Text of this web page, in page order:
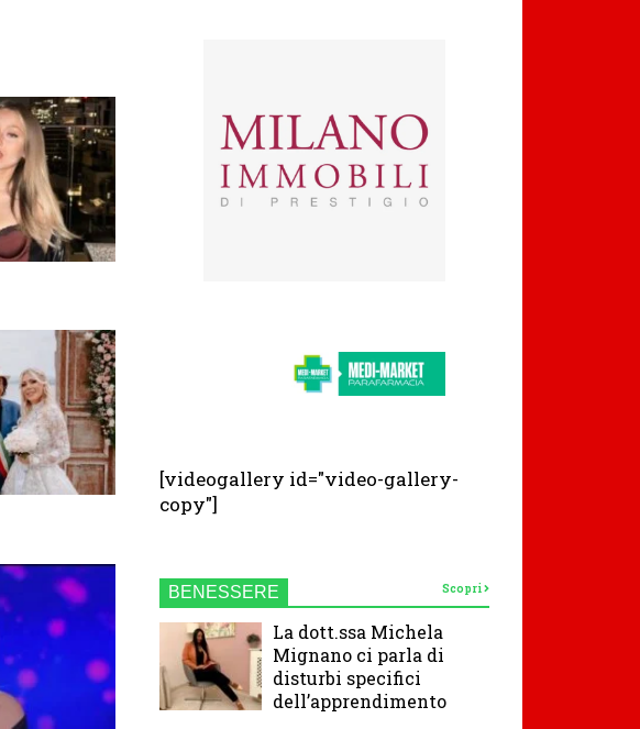
[videogallery id="video-gallery-
copy"]
BENESSERE Scopri
La dott.ssa Michela
Mignano ci parla di
disturbi specifici
dell’apprendimento